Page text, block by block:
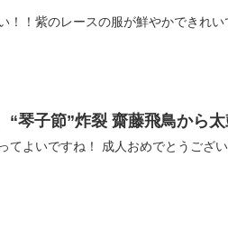
！！紫のレースの服が鮮やかできれ
“琴子節”炸裂 齋藤飛鳥から
てよいですね！ 成人おめでとうござい